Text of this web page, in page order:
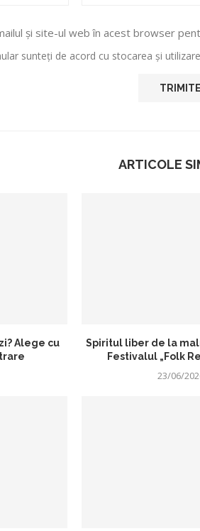
și site-ul web în acest browser
sunteți de acord cu stocarea și
ARTICOLE
Alege cu
Spiritul liber de la
Festivalul „Folk
23/06/